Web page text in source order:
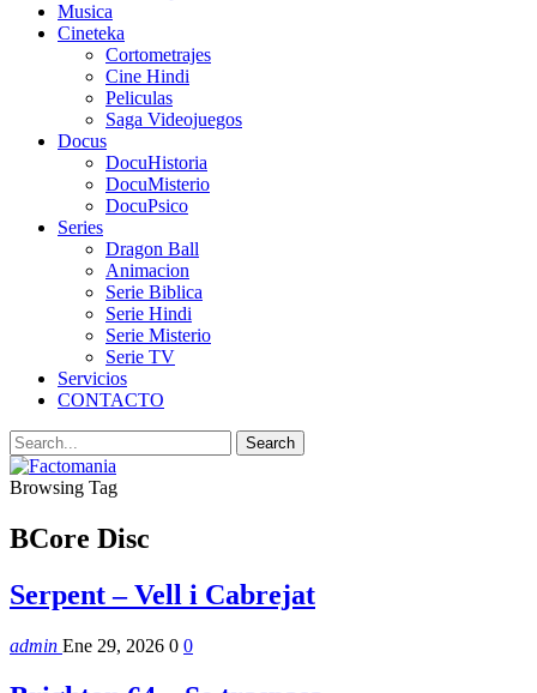
Musica
Cineteka
Cortometrajes
Cine Hindi
Peliculas
Saga Videojuegos
Docus
DocuHistoria
DocuMisterio
DocuPsico
Series
Dragon Ball
Animacion
Serie Biblica
Serie Hindi
Serie Misterio
Serie TV
Servicios
CONTACTO
Browsing Tag
BCore Disc
Serpent – Vell i Cabrejat
admin Ene 29, 2026 0 0